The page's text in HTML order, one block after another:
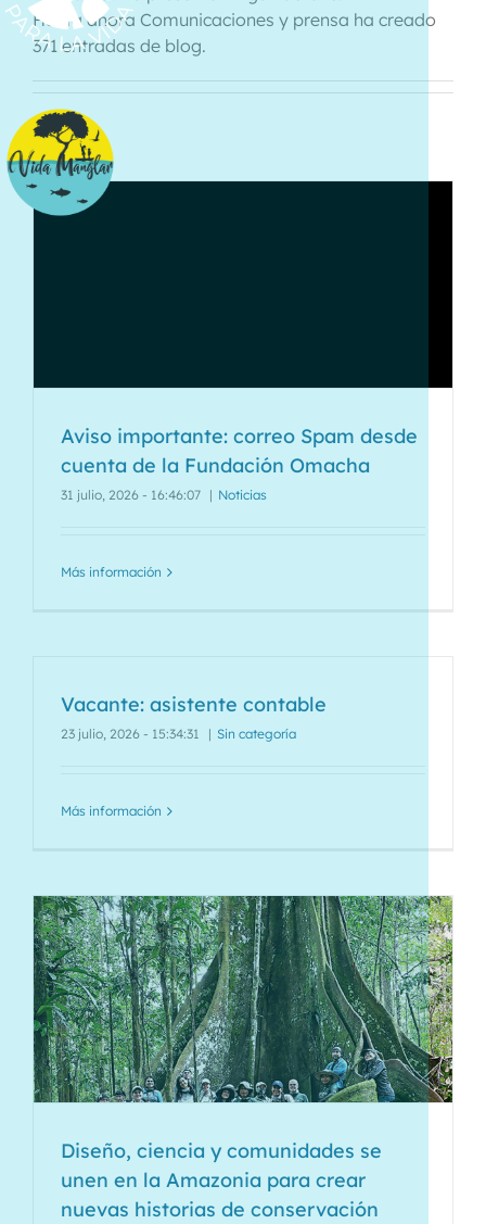
Hasta ahora Comunicaciones y prensa ha creado
371 entradas de blog.
Aviso importante: correo Spam desde
cuenta de la Fundación Omacha
31 julio, 2026 - 16:46:07 | Noticias
Más información
Vacante: asistente contable
23 julio, 2026 - 15:34:31 | Sin categoría
Más información
Diseño, ciencia y comunidades se
unen en la Amazonia para crear
nuevas historias de conservación